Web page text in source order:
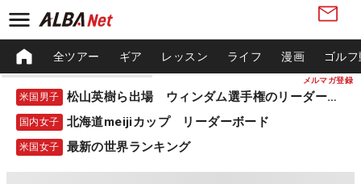
メルマガ登録
全ツアー ギア レッスン ライフ 漫画 ゴル
米国男子 松山英樹ら出場 ウィンダム選手権のリーダーボード
国内女子 北海道meijiカップ リーダーボード
米国女子 最新の世界ランキング